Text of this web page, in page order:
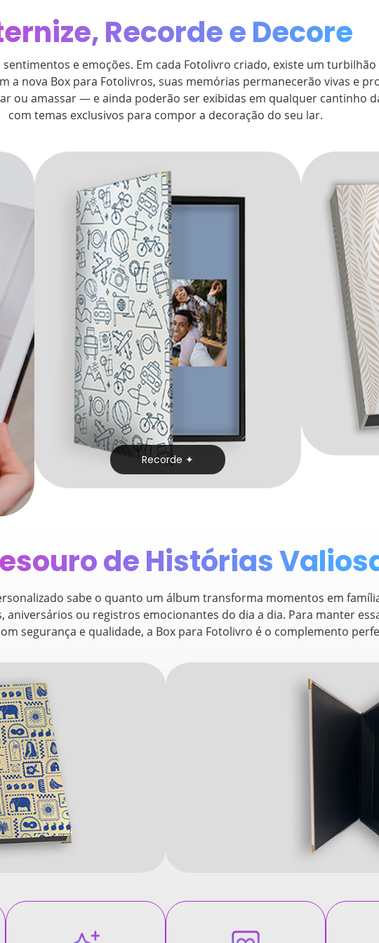
Recorde e Decore
e emoções. Em cada Fotolivro criado, existe um
a nova Box para Fotolivros, suas memórias permanecerão vivas e
ou amassar — e ainda poderão ser exibidas em qualquer cantinho
com temas exclusivos para compor a decoração do seu lar.
Recorde ✦
de Histórias
sabe o quanto um álbum transforma momentos em
aniversários ou registros emocionantes do dia a dia. Para manter
segurança e qualidade, a Box para Fotolivro é o complemento
Aproveite e receba as novidades e ofertas exclusivas da
?